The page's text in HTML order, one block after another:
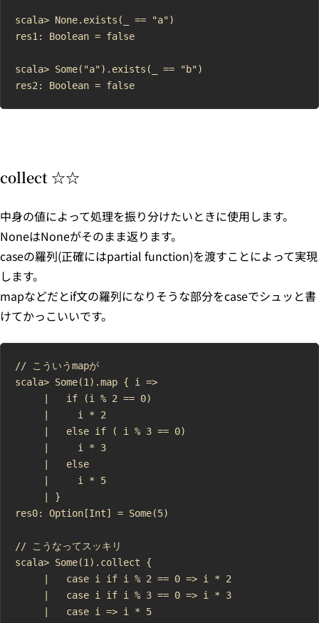
scala> None.exists(_ == "a")
res1: Boolean = false
scala> Some("a").exists(_ == "b")
collect ☆☆
中身の値によって処理を振り分けたいときに使用します。
NoneはNoneがそのまま返ります。
caseの羅列(正確にはpartial function)を渡すことによって実現
します。
mapなどだとif文の羅列になりそうな部分をcaseでシュッと書
けてかっこいいです。
// こういうmapが
scala> Some(1).map { i =>
     |   if (i % 2 == 0)
     |     i * 2
     |   else if ( i % 3 == 0)
     |     i * 3
     |   else
     |     i * 5
     | }
res0: Option[Int] = Some(5)
// こうなってスッキリ
scala> Some(1).collect {
     |   case i if i % 2 == 0 => i * 2
     |   case i if i % 3 == 0 => i * 3
     |   case i => i * 5